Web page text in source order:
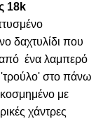
18k
δαχτυλίδι που
από ένα λαμπερό
'τρούλο' στο πάνω
με
χάντρες